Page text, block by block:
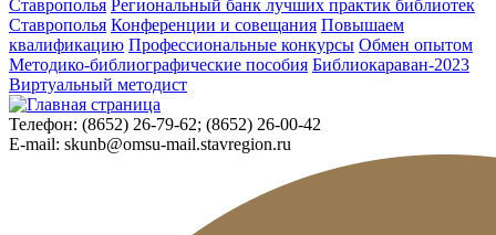
Ставрополья Региональный банк лучших практик библиотек
Ставрополья Конференции и совещания Повышаем
квалификацию Профессиональные конкурсы Обмен опытом
Методико-библиографические пособия Библиокараван-2023
Виртуальный методист
Телефон: (8652) 26-79-62; (8652) 26-00-42
E-mail: skunb@omsu-mail.stavregion.ru